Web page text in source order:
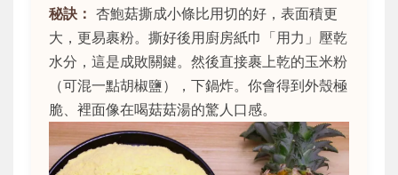
秘訣： 杏鮑菇撕成小條比用切的好，表面積更
大，更易裹粉。撕好後用廚房紙巾「用力」壓乾
水分，這是成敗關鍵。然後直接裹上乾的玉米粉
（可混一點胡椒鹽），下鍋炸。你會得到外殼極
脆、裡面像在喝菇菇湯的驚人口感。